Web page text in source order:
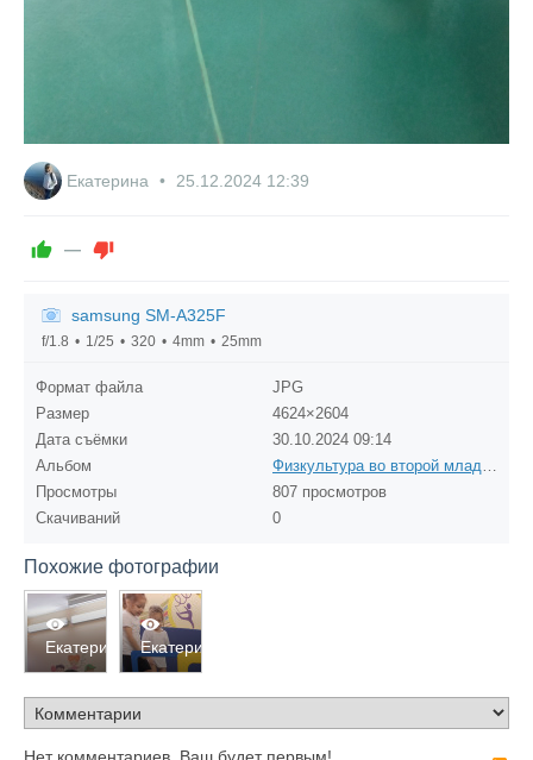
Екатерина 25.12.2024 12:39
—
samsung SM-A325F
f/1.8 1/25 320 4mm 25mm
Формат файла
JPG
Размер
4624×2604
Дата съёмки
30.10.2024 09:14
Альбом
Физкультура во второй младшей группе
Просмотры
807 просмотров
Скачиваний
0
Похожие фотографии
872
0
Екатерина
797
0
Екатерина